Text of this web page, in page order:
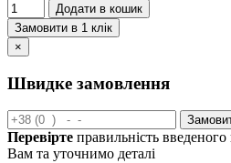
Додати в кошик
Замовити в 1 клік
×
Швидке замовлення
Перевірте правильність
Вам та уточнимо деталі